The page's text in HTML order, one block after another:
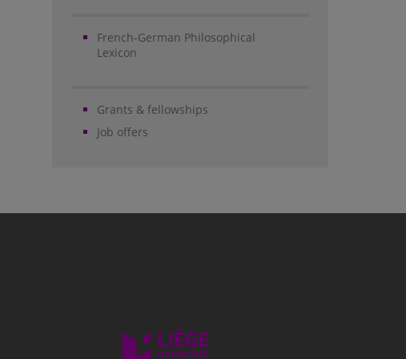
French-German Philosophical
Lexicon
Grants & fellowships
Job offers